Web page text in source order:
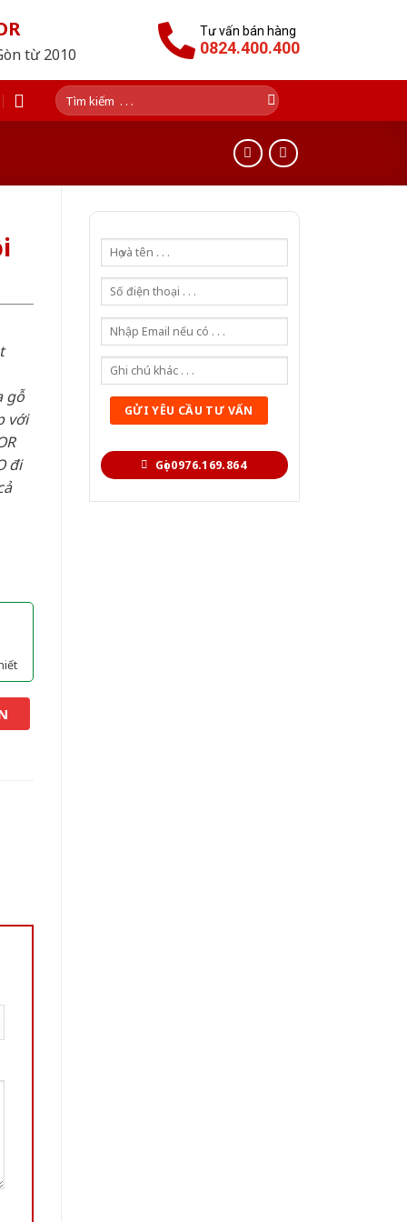
từ 2010
Tư vấn bán hàng
0824.400.400
Tìm
kiếm:
Gọi 0976.169.864
gỗ
với
đi